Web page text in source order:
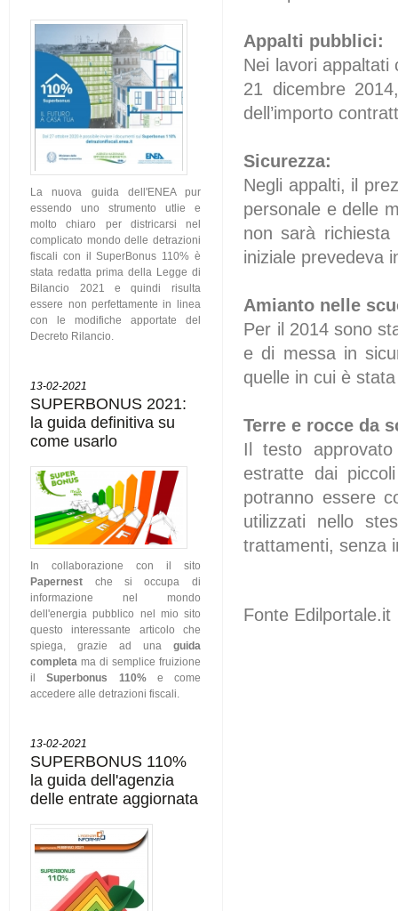
La nuova guida dell'ENEA pur
essendo uno strumento utlie e
molto chiaro per districarsi nel
complicato mondo delle detrazioni
fiscali con il SuperBonus 110% è
stata redatta prima della Legge di
Bilancio 2021 e quindi risulta
essere non perfettamente in linea
con le modifiche apportate del
Decreto Rilancio.
13-02-2021
SUPERBONUS 2021:
la guida definitiva su
come usarlo
In collaborazione con il sito
Papernest che si occupa di
informazione nel mondo
dell'energia pubblico nel mio sito
questo interessante articolo che
spiega, grazie ad una guida
completa ma di semplice fruizione
ilSuperbonus 110%e come
accedere alle detrazioni fiscali.
13-02-2021
SUPERBONUS 110%
la guida dell'agenzia
delle entrate aggiornata
Appalti pubblici:
Nei lavori appaltati
21 dicembre
dell’importo
Sicurezza:
Negli appalti, il
personale e delle
non sarà
iniziale prevedeva
Amianto nelle
Per il 2014 sono
e di messa in
quelle in cui è
Terre e rocce da
Il testo
estratte dai
potranno essere
utilizzati nello
trattamenti, senza
Fonte Edilportale.it